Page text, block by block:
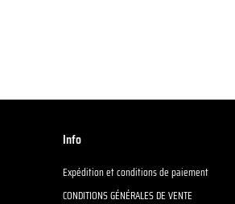
Info
Expédition et conditions de paiement
CONDITIONS GÉNÉRALES DE VENTE